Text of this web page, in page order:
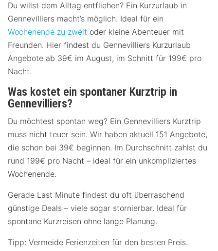
Du willst dem Alltag entfliehen? Ein Kurzurlaub in
Gennevilliers macht’s möglich. Ideal für ein
Wochenende zu zweit oder kleine Abenteuer mit
Freunden. Hier findest du Gennevilliers Kurzurlaub
Angebote ab 39€ im August, im Schnitt für 199€ pro
Nacht.
Was kostet ein spontaner Kurztrip in
Gennevilliers?
Du möchtest spontan weg? Ein Gennevilliers Kurztrip
muss nicht teuer sein. Wir haben aktuell 151 Angebote,
die schon bei 39€ beginnen. Im Durchschnitt zahlst du
rund 199€ pro Nacht – ideal für ein unkompliziertes
Wochenende.
Gerade Last Minute findest du oft überraschend
günstige Deals – viele sogar stornierbar. Ideal für
spontane Kurzreisen ohne lange Planung.
Tipp: Vermeide Ferienzeiten für den besten Preis.